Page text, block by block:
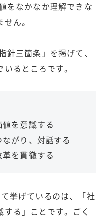
をなかなか理解できな
ん。
三箇条」を掲げて、
るところです。
を意識する
がり、対話する
を貫徹する
挙げているのは、「社
る」ことです。ごく